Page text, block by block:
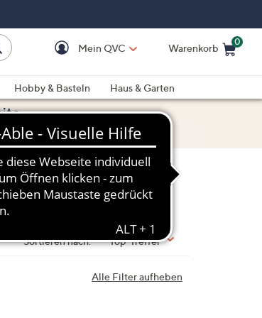
Mein QVC Warenkorb
0
Hobby & Basteln
Haus & Garten
Sortieren nach: Top-Treffer
Alle Filter aufheben